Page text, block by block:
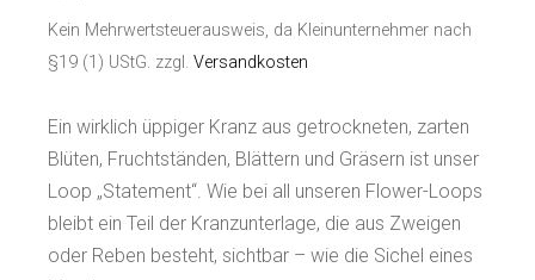
Kein Mehrwertsteuerausweis, da Kleinunternehmer nach
§19 (1) UStG. zzgl.Versandkosten
Ein wirklich üppiger Kranz aus getrockneten, zarten
Blüten, Fruchtständen, Blättern und Gräsern ist unser
Loop „Statement“. Wie bei all unseren Flower-Loops
bleibt ein Teil der Kranzunterlage, die aus Zweigen
oder Reben besteht, sichtbar – wie die Sichel eines